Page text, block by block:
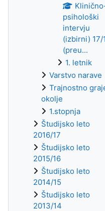
psihološki
intervju
(izbirni) 17/
(preu...
1. letnik
Varstvo narave
Trajnostno
okolje
1.stopnja
Študijsko leto
2016/17
Študijsko leto
2015/16
Študijsko leto
2014/15
Študijsko leto
2013/14